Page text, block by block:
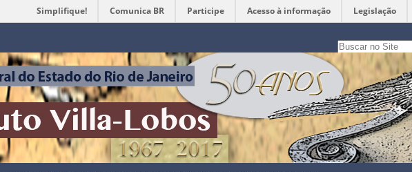
Simplifique! Comunica BR Participe Acesso à informação Legislação
Busca
apenas nesta seção
Busca
Avançada…